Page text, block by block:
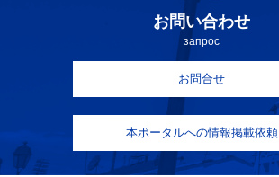
お問い合わせ
запрос
お問合せ
本ポータルへの情報掲載依頼